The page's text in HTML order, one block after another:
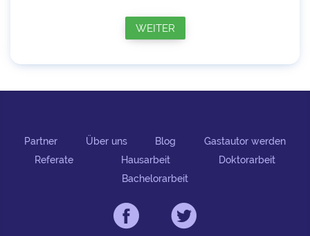
WEITER
Partner Über uns Blog
Gastautor werden
Referate
Hausarbeit
Doktorarbeit
Bachelorarbeit